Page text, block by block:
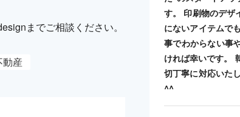
までご相談ください。
動産
す。 印刷物のデザ
にないアイテムで
事でわからない事
ければ幸いです。
切丁寧に対応いた
^^